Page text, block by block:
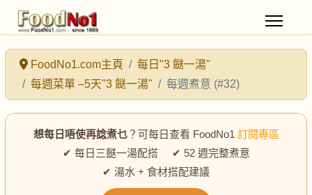
FoodNo1.com主頁
每日"3 餸一湯"
每週菜單 –5天"3 餸一湯"
每週煮意 (#32)
想每日唔使再諗煮乜？可每日查看 FoodNo1 訂閱專區
✔ 每日三餸一湯配搭 ✔ 52 週完整煮意
✔ 湯水 + 食材搭配建議